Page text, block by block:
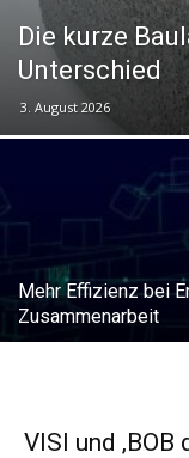
Die kurze
Unterschied
3. August 2026
Mehr Effizienz bei
Zusammenarbeit
VISI und